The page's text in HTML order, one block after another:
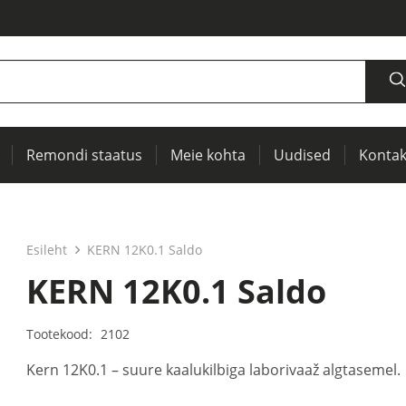
Remondi staatus Meie kohta Uudised
Esileht KERN 12K0.1 Saldo
KERN 12K0.1 Saldo
Tootekood: 2102
Kern 12K0.1 – suure kaalukilbiga laborivaaž algtasemel.